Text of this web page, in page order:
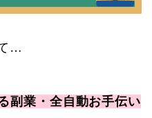
…
副業・全自動お手伝い